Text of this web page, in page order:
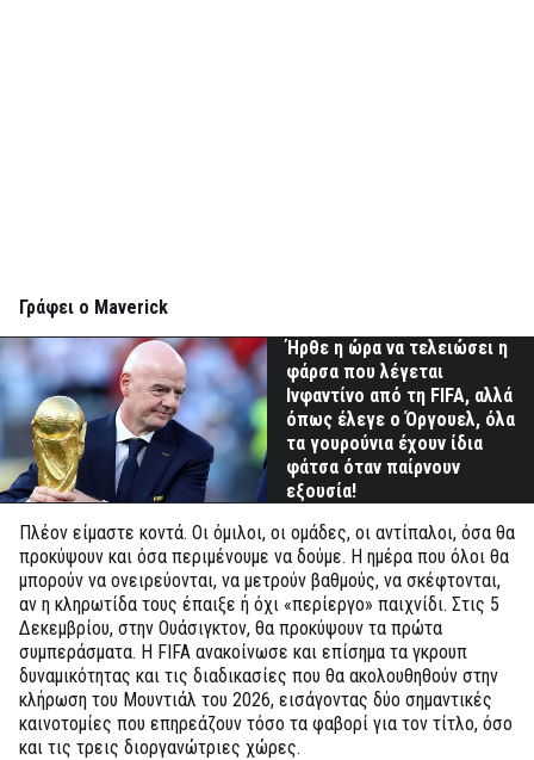
Γράφει ο Maverick
Ήρθε η ώρα να τελειώσει η
φάρσα που λέγεται
Ινφαντίνο από τη FIFA, αλλά
όπως έλεγε ο Όργουελ, όλα
τα γουρούνια έχουν ίδια
φάτσα όταν παίρνουν
εξουσία!
Πλέον είμαστε κοντά. Οι όμιλοι, οι ομάδες, οι αντίπαλοι, όσα θα
προκύψουν και όσα περιμένουμε να δούμε. Η ημέρα που όλοι θα
μπορούν να ονειρεύονται, να μετρούν βαθμούς, να σκέφτονται,
αν η κληρωτίδα τους έπαιξε ή όχι «περίεργο» παιχνίδι. Στις 5
Δεκεμβρίου, στην Ουάσιγκτον, θα προκύψουν τα πρώτα
συμπεράσματα. Η FIFA ανακοίνωσε και επίσημα τα γκρουπ
δυναμικότητας και τις διαδικασίες που θα ακολουθηθούν στην
κλήρωση του Μουντιάλ του 2026, εισάγοντας δύο σημαντικές
καινοτομίες που επηρεάζουν τόσο τα φαβορί για τον τίτλο, όσο
και τις τρεις διοργανώτριες χώρες.